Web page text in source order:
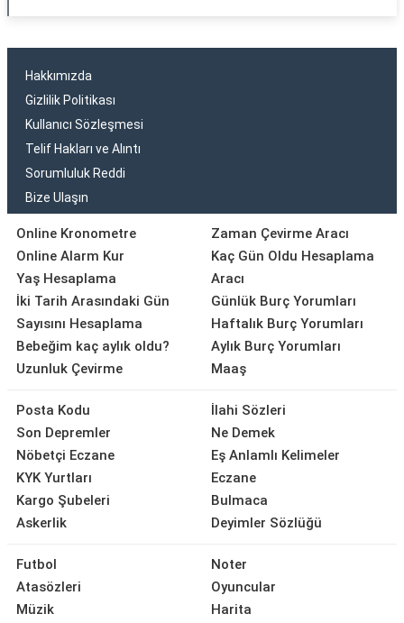
Hakkımızda
Gizlilik Politikası
Kullanıcı Sözleşmesi
Telif Hakları ve Alıntı
Sorumluluk Reddi
Bize Ulaşın
Online Kronometre
Online Alarm Kur
Yaş Hesaplama
İki Tarih Arasındaki Gün
Sayısını Hesaplama
Bebeğim kaç aylık oldu?
Uzunluk Çevirme
Zaman Çevirme Aracı
Kaç Gün Oldu Hesaplama
Aracı
Günlük Burç Yorumları
Haftalık Burç Yorumları
Aylık Burç Yorumları
Maaş
Posta Kodu
Son Depremler
Nöbetçi Eczane
KYK Yurtları
Kargo Şubeleri
Askerlik
İlahi Sözleri
Ne Demek
Eş Anlamlı Kelimeler
Eczane
Bulmaca
Deyimler Sözlüğü
Futbol
Atasözleri
Müzik
Noter
Oyuncular
Harita